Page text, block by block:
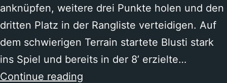
anknüpfen, weitere drei Punkte holen und den
dritten Platz in der Rangliste verteidigen. Auf
dem schwierigen Terrain startete Blusti stark
ins Spiel und bereits in der 8’ erzielte…
Continue reading